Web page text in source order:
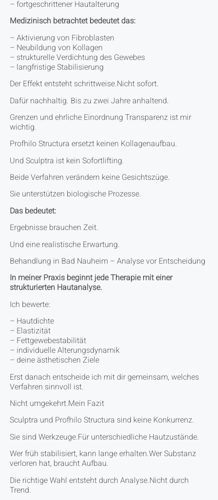
– fortgeschrittener Hautalterung
Medizinisch betrachtet bedeutet das:
– Aktivierung von Fibroblasten
– Neubildung von Kollagen
– strukturelle Verdichtung des Gewebes
– langfristige Stabilisierung
Der Effekt entsteht schrittweise.Nicht sofort.
Dafür nachhaltig. Bis zu zwei Jahre anhaltend.
Grenzen und ehrliche Einordnung Transparenz ist mir
wichtig.
Profhilo Structura ersetzt keinen Kollagenaufbau.
Und Sculptra ist kein Sofortlifting.
Beide Verfahren verändern keine Gesichtszüge.
Sie unterstützen biologische Prozesse.
Das bedeutet:
Ergebnisse brauchen Zeit.
Und eine realistische Erwartung.
Behandlung in Bad Nauheim – Analyse vor Entscheidung
In meiner Praxis beginnt jede Therapie mit einer
strukturierten Hautanalyse.
Ich bewerte:
– Hautdichte
– Elastizität
– Fettgewebestabilität
– individuelle Alterungsdynamik
– deine ästhetischen Ziele
Erst danach entscheide ich mit dir gemeinsam, welches
Verfahren sinnvoll ist.
Nicht umgekehrt.Mein Fazit
Sculptra und Profhilo Structura sind keine Konkurrenz.
Sie sind Werkzeuge.Für unterschiedliche Hautzustände.
Wer früh stabilisiert, kann lange erhalten.Wer Substanz
verloren hat, braucht Aufbau.
Die richtige Wahl entsteht durch Analyse.Nicht durch
Trend.